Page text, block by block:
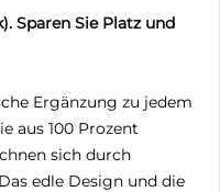
Sparen Sie Platz und
Ergänzung zu jedem
aus 100 Prozent
sich durch
edle Design und die